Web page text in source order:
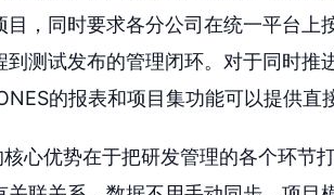
目，同时要求各分公司在统一平台上
到测试发布的管理闭环。对于同时
的报表和项目集功能可以提供直
核心优势在于把研发管理的各个环节